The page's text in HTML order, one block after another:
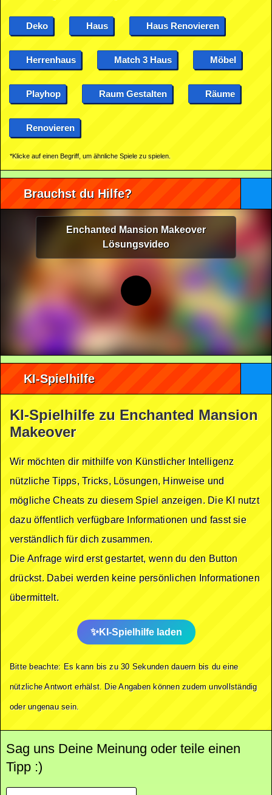
Deko Haus Haus Renovieren
Herrenhaus Match 3 Haus Möbel
Playhop Raum Gestalten Räume
Renovieren
*Klicke auf einen Begriff, um ähnliche Spiele zu spielen.
Brauchst du Hilfe?
Enchanted Mansion Makeover
Lösungsvideo
KI-Spielhilfe
KI-Spielhilfe zu Enchanted Mansion
Makeover
Wir möchten dir mithilfe von Künstlicher Intelligenz
nützliche Tipps, Tricks, Lösungen, Hinweise und
mögliche Cheats zu diesem Spiel anzeigen. Die KI nutzt
dazu öffentlich verfügbare Informationen und fasst sie
verständlich für dich zusammen.
Die Anfrage wird erst gestartet, wenn du den Button
drückst. Dabei werden keine persönlichen Informationen
übermittelt.
KI-Spielhilfe laden
Bitte beachte: Es kann bis zu 30 Sekunden dauern bis du eine
nützliche Antwort erhälst. Die Angaben können zudem unvollständig
oder ungenau sein.
Sag uns Deine Meinung oder teile einen
Tipp :)